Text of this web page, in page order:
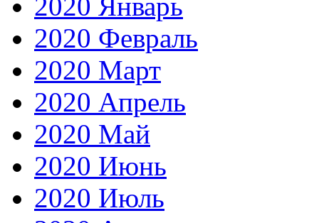
2020 Февраль
2020 Март
2020 Апрель
2020 Май
2020 Июнь
2020 Июль